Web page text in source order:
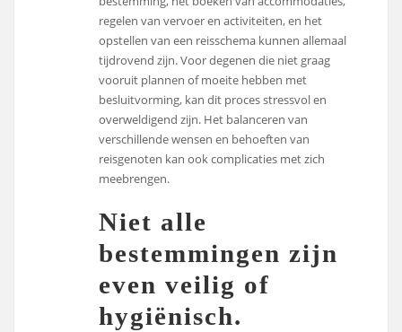
regelen van vervoer en activiteiten, en het
opstellen van een reisschema kunnen allemaal
tijdrovend zijn. Voor degenen die niet graag
vooruit plannen of moeite hebben met
besluitvorming, kan dit proces stressvol en
overweldigend zijn. Het balanceren van
verschillende wensen en behoeften van
reisgenoten kan ook complicaties met zich
meebrengen.
Niet alle
bestemmingen zijn
even veilig of
hygiënisch.